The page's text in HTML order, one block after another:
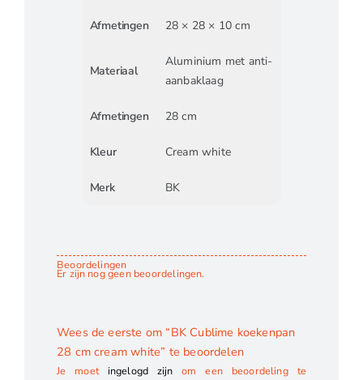
Afmetingen 28 × 28 × 10 cm
Materiaal
Aluminium met anti-
aanbaklaag
Afmetingen 28 cm
Kleur Cream white
Merk BK
Beoordelingen
Er zijn nog geen beoordelingen.
Wees de eerste om “BK Cublime koekenpan
28 cm cream white” te beoordelen
Je moet ingelogd zijn om een beoordeling te